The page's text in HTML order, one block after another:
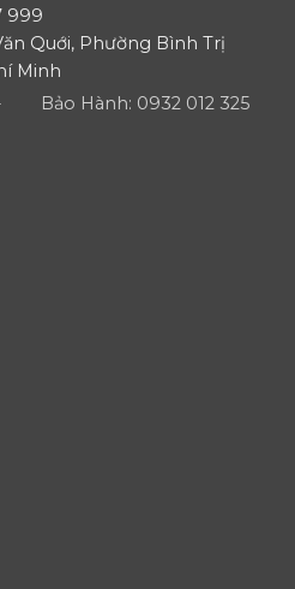
999
Quới, Phường Bình Trị
Minh
Bảo Hành: 0932 012 325